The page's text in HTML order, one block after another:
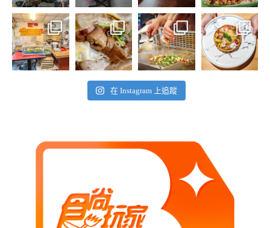
在 Instagram 上追蹤